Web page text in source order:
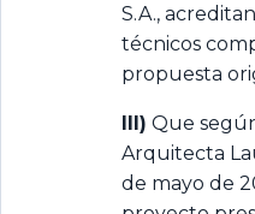
S.A.,
técnicos
propuesta
III) Que
Arquitecta
de mayo de